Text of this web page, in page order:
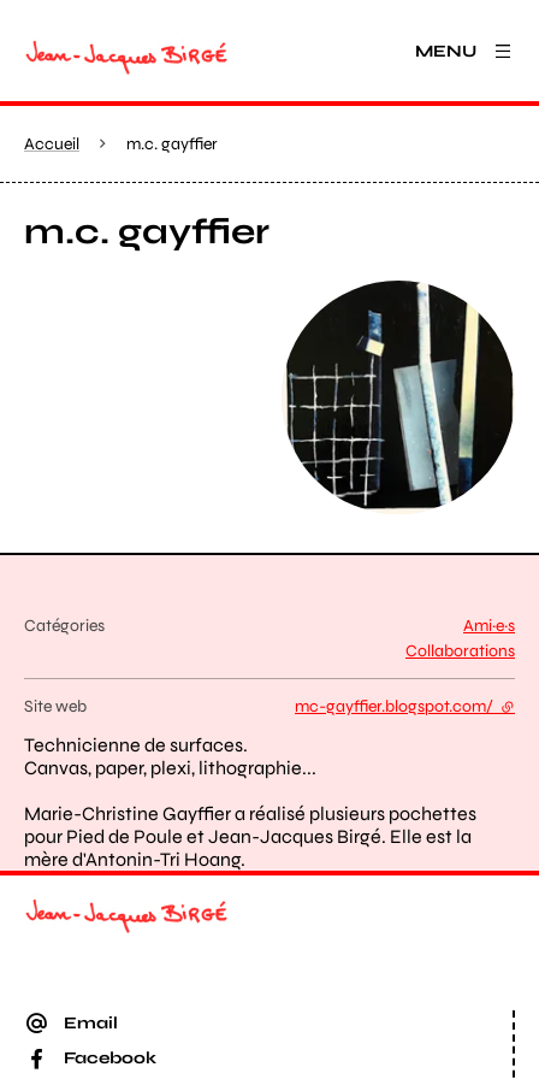
MENU
Accueil m.c. gayffier
m.c. gayffier
Agrandir
Catégories
Ami·e·s
Collaborations
Site web mc-gayffier.blogspot.com/ -
Technicienne de surfaces.
Canvas, paper, plexi, lithographie...
Marie-Christine Gayffier a réalisé plusieurs pochettes
pour Pied de Poule et Jean-Jacques Birgé. Elle est la
mère d'Antonin-Tri Hoang.
Email
Facebook